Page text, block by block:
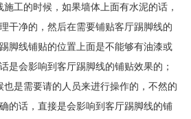
工的时候，如果墙体上面有水泥的话，
干净的，然后在需要铺贴客厅踢脚线的
脚线铺贴的位置上面是不能够有油漆或
是会影响到客厅踢脚线的铺贴效果的；
是需要请的人员来进行操作的，不然的
的话，直接是会影响到客厅踢脚线的铺